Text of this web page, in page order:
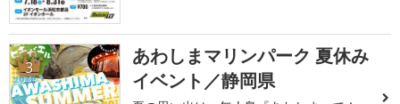
3
あわしまマリンパーク 夏休み
イベント／静岡県